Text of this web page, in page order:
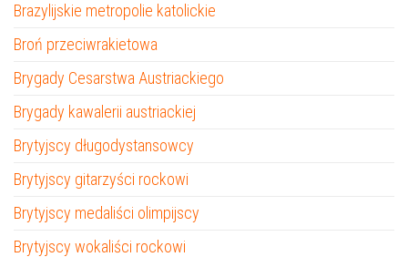
Brazylijskie metropolie katolickie
Broń przeciwrakietowa
Brygady Cesarstwa Austriackiego
Brygady kawalerii austriackiej
Brytyjscy długodystansowcy
Brytyjscy gitarzyści rockowi
Brytyjscy medaliści olimpijscy
Brytyjscy wokaliści rockowi